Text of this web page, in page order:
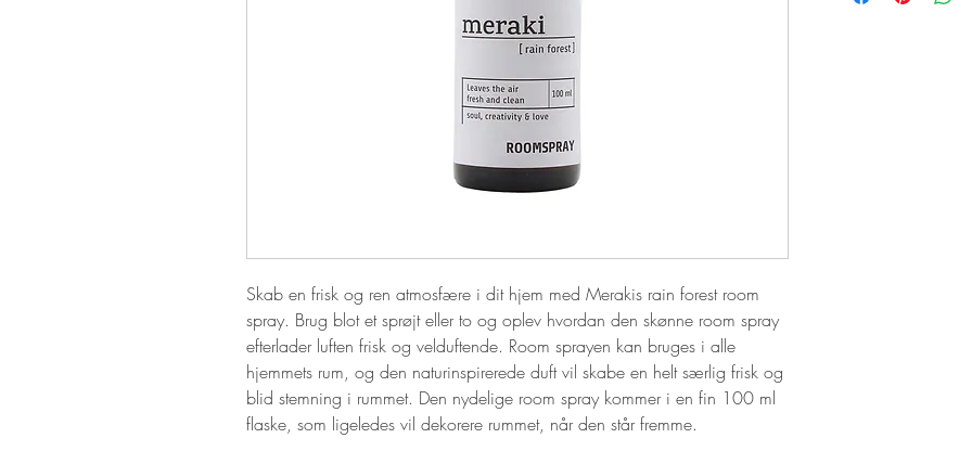
Skab en frisk og ren atmosfære i dit hjem med Merakis rain forest room
spray. Brug blot et sprøjt eller to og oplev hvordan den skønne room spray
efterlader luften frisk og velduftende. Room sprayen kan bruges i alle
hjemmets rum, og den naturinspirerede duft vil skabe en helt særlig frisk og
blid stemning i rummet. Den nydelige room spray kommer i en fin 100 ml
flaske, som ligeledes vil dekorere rummet, når den står fremme.